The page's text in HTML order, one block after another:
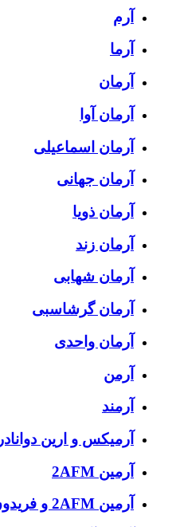
آرم
آرما
آرمان
آرمان آوا
آرمان اسماعیلی
آرمان جهانی
آرمان ذویا
آرمان زند
آرمان شهابی
آرمان گرشاسبی
آرمان واحدی
آرمن
آرمند
آرمیکس و ارین دوانادرا
آرمین 2AFM
آرمین 2AFM و فریدون آسرایی